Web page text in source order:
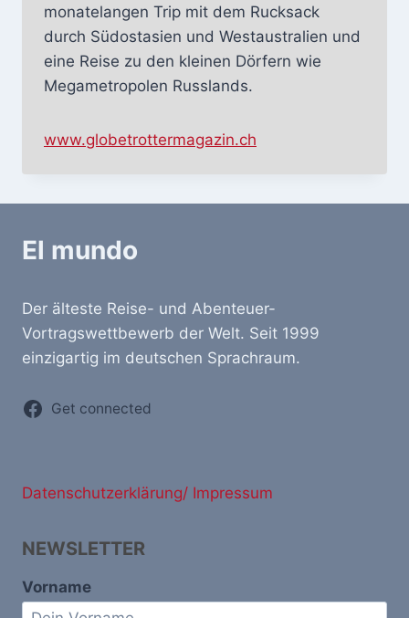
monatelangen Trip mit dem Rucksack
durch Südostasien und Westaustralien und
eine Reise zu den kleinen Dörfern wie
Megametropolen Russlands.
www.globetrottermagazin.ch
El mundo
Der älteste Reise- und Abenteuer-
Vortragswettbewerb der Welt. Seit 1999
einzigartig im deutschen Sprachraum.
Get connected
Datenschutzerklärung/ Impressum
NEWSLETTER
Vorname